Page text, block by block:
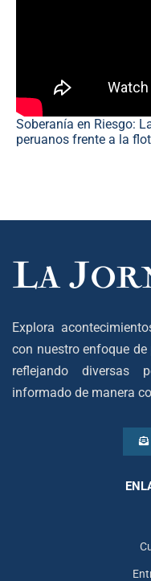
Soberanía en Riesgo:
peruanos frente a la
Explora
con nuestro enfoque
reflejando diversas
informado de manera